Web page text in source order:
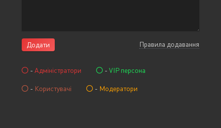
Додати Правила додавання
- Адміністратори - VIP персона
- Користувачі - Модератори